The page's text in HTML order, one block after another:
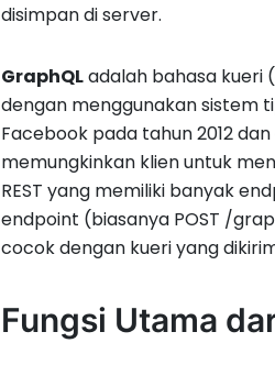
disimpan di server.
GraphQLadalah bahasa kueri
dengan menggunakan sistem
Facebook pada tahun 2012
memungkinkan klien untuk
REST yang memiliki banyak
endpoint (biasanya POST /
cocok dengan kueri yang
Fungsi Utama